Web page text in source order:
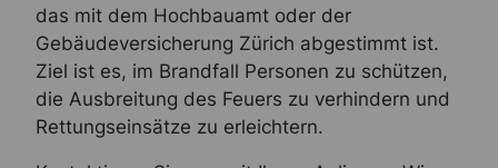
das mit dem Hochbauamt oder der
Gebäudeversicherung Zürich abgestimmt ist.
Ziel ist es, im Brandfall Personen zu schützen,
die Ausbreitung des Feuers zu verhindern und
Rettungseinsätze zu erleichtern.